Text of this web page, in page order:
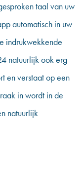
taal van uw
automatisch in uw
indrukwekkende
natuurlijk ook erg
en verstaat op een
in wordt in de
natuurlijk